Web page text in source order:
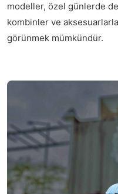
modeller, özel günlerde
kombinler ve
görünmek mümkündür.